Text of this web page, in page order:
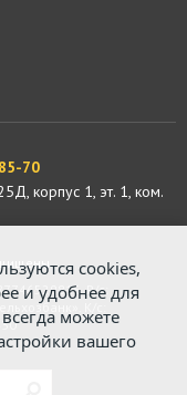
70
корпус 1, эт. 1, ком.
Р/с:
К/с:
cookies,
и удобнее для
можете
вашего